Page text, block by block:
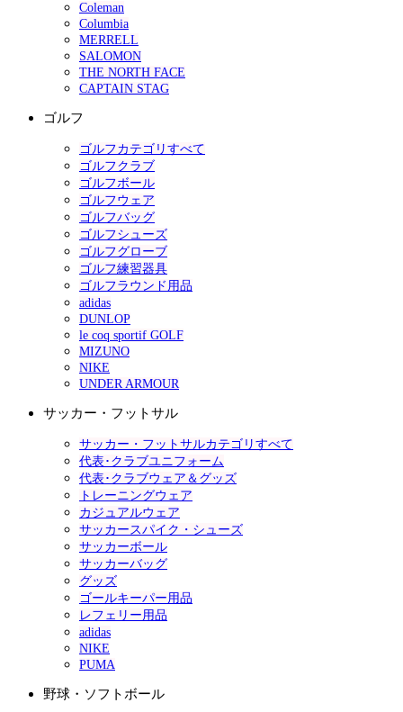
Coleman
Columbia
MERRELL
SALOMON
THE NORTH FACE
CAPTAIN STAG
ゴルフ
ゴルフカテゴリすべて
ゴルフクラブ
ゴルフボール
ゴルフウェア
ゴルフバッグ
ゴルフシューズ
ゴルフグローブ
ゴルフ練習器具
ゴルフラウンド用品
adidas
DUNLOP
le coq sportif GOLF
MIZUNO
NIKE
UNDER ARMOUR
サッカー・フットサル
サッカー・フットサルカテゴリすべて
代表･クラブユニフォーム
代表･クラブウェア＆グッズ
トレーニングウェア
カジュアルウェア
サッカースパイク・シューズ
サッカーボール
サッカーバッグ
グッズ
ゴールキーパー用品
レフェリー用品
adidas
NIKE
PUMA
野球・ソフトボール